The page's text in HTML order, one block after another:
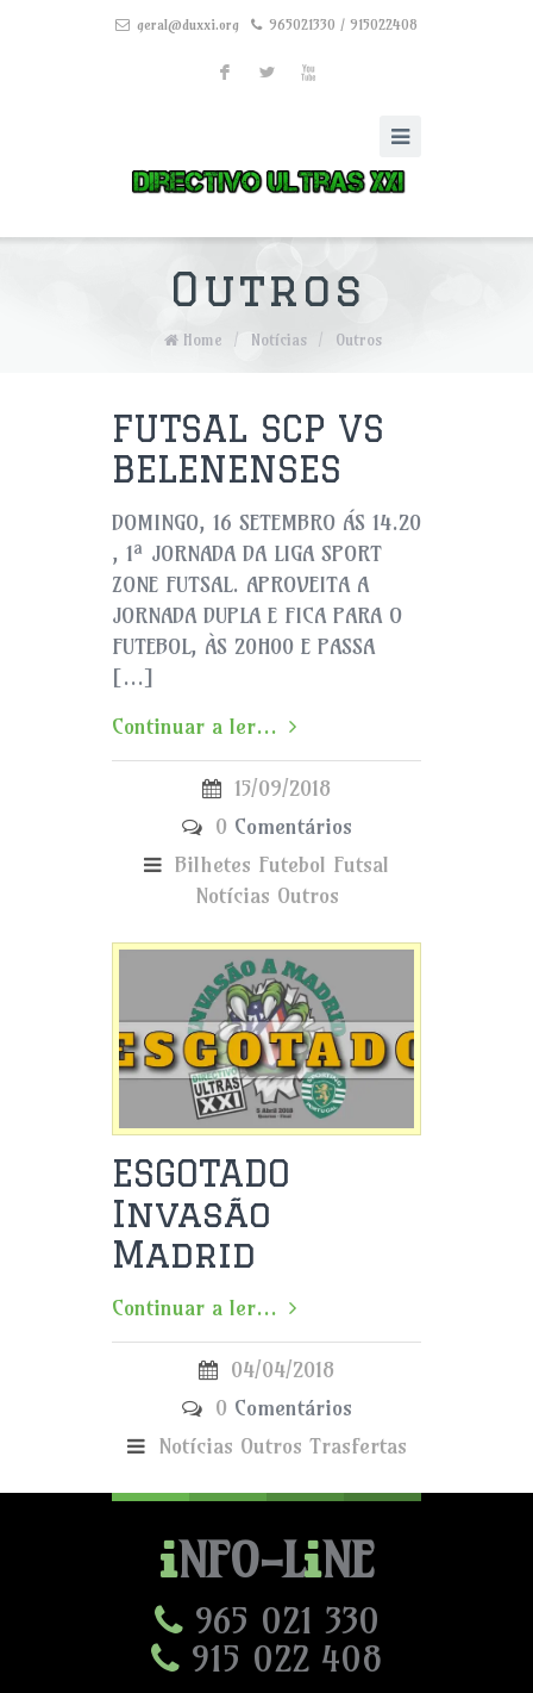
geral@duxxi.org 965021330 / 915022408
F L X
Outros
Home / Notícias / Outros
FUTSAL SCP VS
BELENENSES
DOMINGO, 16 SETEMBRO ÁS 14.20
, 1ª JORNADA DA LIGA SPORT
ZONE FUTSAL. APROVEITA A
JORNADA DUPLA E FICA PARA O
FUTEBOL, ÀS 20H00 E PASSA
[…]
Continuar a ler...
15/09/2018
0 Comentários
Bilhetes Futebol Futsal
Notícias Outros
ESGOTADO
Invasão
Madrid
Continuar a ler...
04/04/2018
0 Comentários
Notícias Outros Trasfertas
NFO-L NE
965 021 330
915 022 408